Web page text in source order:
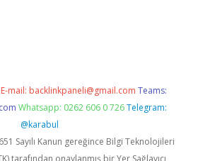
E-mail: backlinkpaneli@gmail.com Teams:
Whatsapp: 0262 606 0 726 Telegram:
@karabul
Sayılı Kanun gereğince Bilgi Teknolojileri
tarafından onaylanmış bir Yer Sağlayıcı